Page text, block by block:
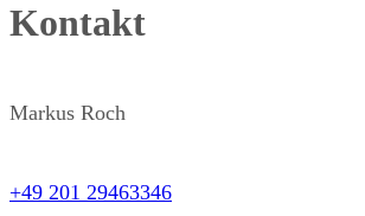
Kontakt
Markus Roch
+49 201 29463346